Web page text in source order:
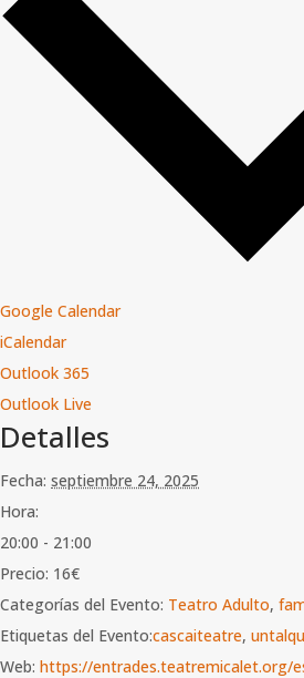
Google Calendar
iCalendar
Outlook 365
Outlook Live
Detalles
Fecha: septiembre 24, 2025
Hora:
20:00 - 21:00
Precio: 16€
Categorías del Evento: Teatro Adulto,
Etiquetas del Evento:cascaiteatre,
Web: https://entrades.teatremicalet.org/